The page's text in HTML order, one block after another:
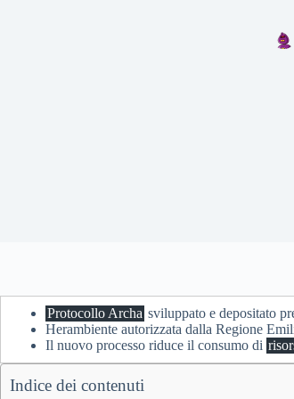
Protocollo Archa sviluppato e depositato
Herambiente autorizzata dalla Regione
Il nuovo processo riduce il consumo di
Indice dei contenuti